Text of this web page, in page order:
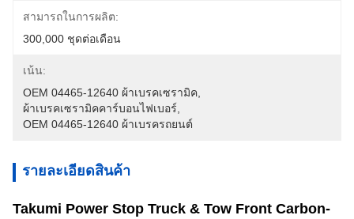
สามารถในการผลิต:
300,000 ชุดต่อเดือน
เน้น:
OEM 04465-12640 ผ้าเบรคเซรามิค
ผ้าเบรคเซรามิคคาร์บอนไฟเบอร์
OEM 04465-12640 ผ้าเบรครถยนต์
รายละเอียดสินค้า
Takumi Power Stop Truck & Tow Front Carbon-